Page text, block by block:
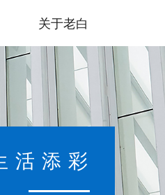
关于老白
活添彩